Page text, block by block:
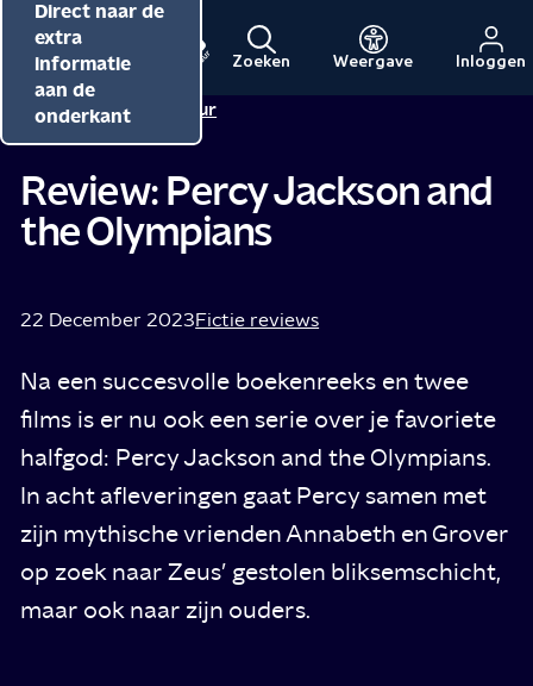
Direct naar de
inhoud
Direct naar de
hoofdnavigatie
Direct naar de
extra
informatie
aan de
onderkant
Menu
Naar
de
NPO
beginpagina
NPO
Zoeken Weergave Inloggen
Redactie NPO Cultuur
Review: Percy Jackson and
the Olympians
22 December 2023Fictie reviews
Na een succesvolle boekenreeks en twee
films is er nu ook een serie over je favoriete
halfgod: Percy Jackson and the Olympians.
In acht afleveringen gaat Percy samen met
zijn mythische vrienden Annabeth en Grover
op zoek naar Zeus’ gestolen bliksemschicht,
maar ook naar zijn ouders.